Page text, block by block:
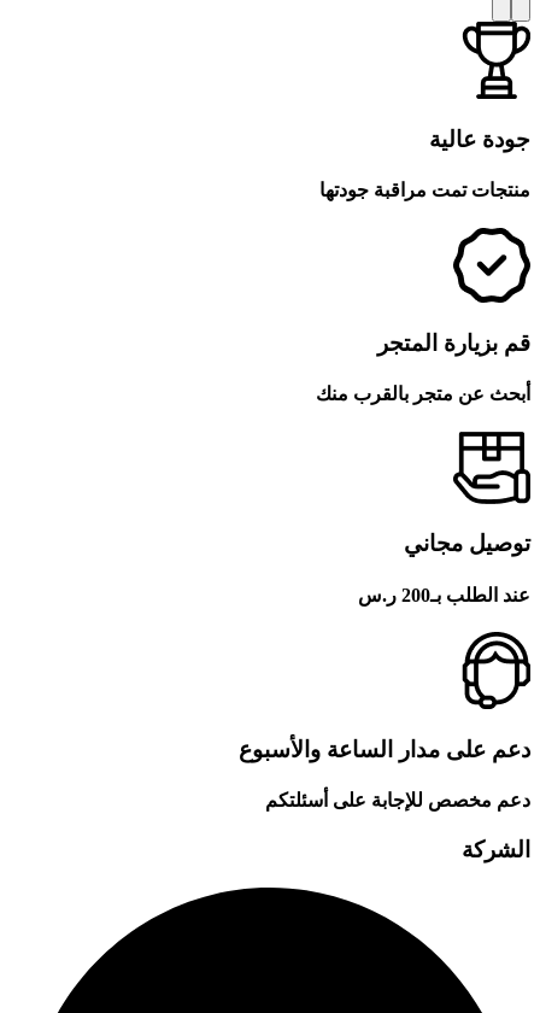
جودة عالية
منتجات تمت مراقبة جودتها
قم بزيارة المتجر
أبحث عن متجر بالقرب منك
توصيل مجاني
عند الطلب بـ200 ر.س
دعم على مدار الساعة والأسبوع
دعم مخصص للإجابة على أسئلتكم
الشركة